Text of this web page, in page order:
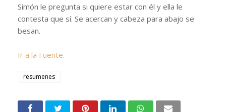
Simón le pregunta si quiere estar con él y ella le
contesta que sí. Se acercan y cabeza para abajo se
besan.
Ir a la Fuente.
resumenes